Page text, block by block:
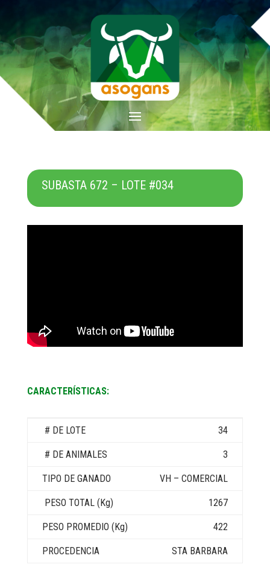
SUBASTA 672 – LOTE #034
CARACTERÍSTICAS:
34
3
VH – COMERCIAL
1267
422
STA BARBARA